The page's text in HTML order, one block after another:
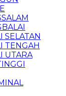
SELATAN
TENGAH
UTARA